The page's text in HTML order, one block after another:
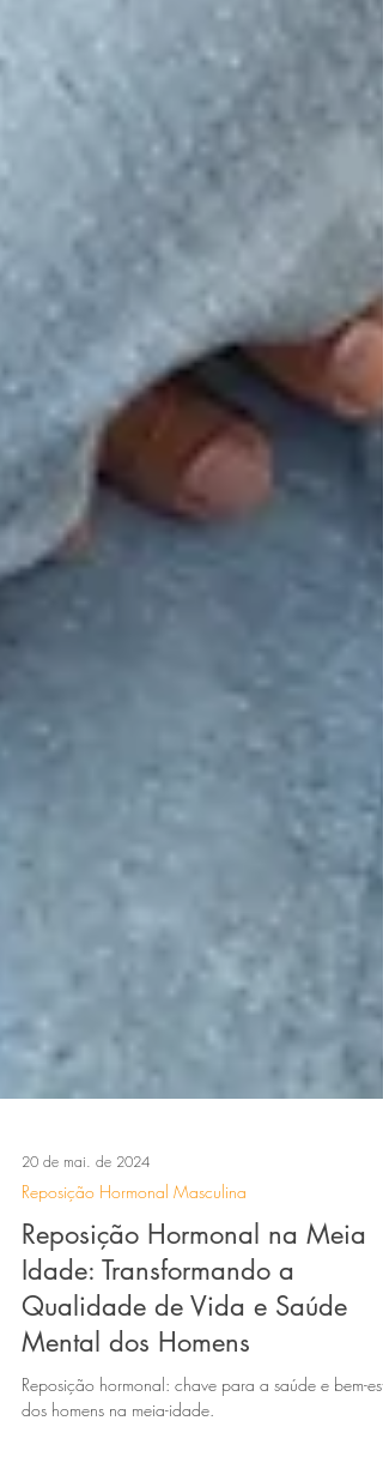
20 de mai. de 2024
Reposição Hormonal Masculina
Reposição Hormonal na Meia
Idade: Transformando a
Qualidade de Vida e Saúde
Mental dos Homens